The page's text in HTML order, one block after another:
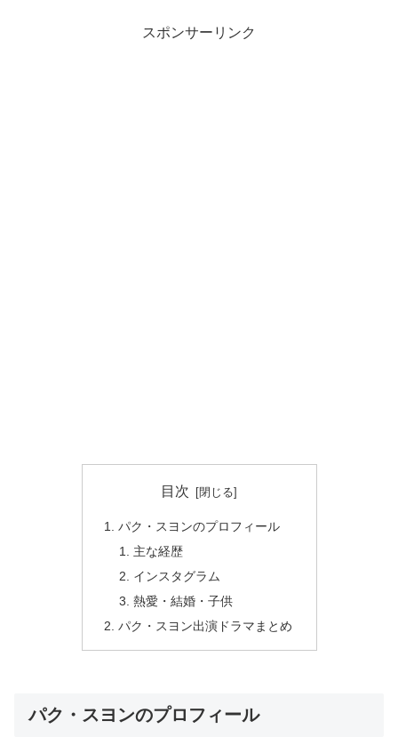
スポンサーリンク
目次
パク・スヨンのプロフィール
主な経歴
インスタグラム
熱愛・結婚・子供
パク・スヨン出演ドラマまとめ
パク・スヨンのプロフィール